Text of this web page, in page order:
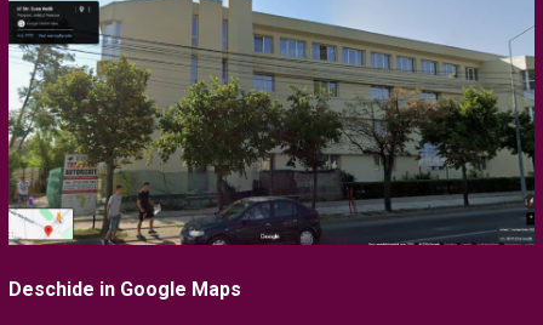
Deschide in Google Maps